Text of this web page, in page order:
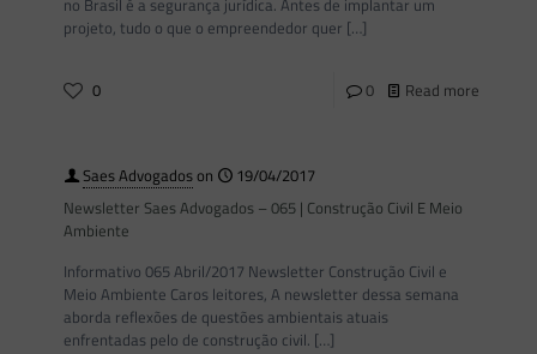
no Brasil é a segurança jurídica. Antes de implantar um
projeto, tudo o que o empreendedor quer […]
0 0 Read more
Saes Advogadoson
19/04/2017
Newsletter Saes Advogados – 065 | Construção Civil E Meio
Ambiente
Informativo 065 Abril/2017 Newsletter Construção Civil e
Meio Ambiente Caros leitores, A newsletter dessa semana
aborda reflexões de questões ambientais atuais
enfrentadas pelo de construção civil. […]